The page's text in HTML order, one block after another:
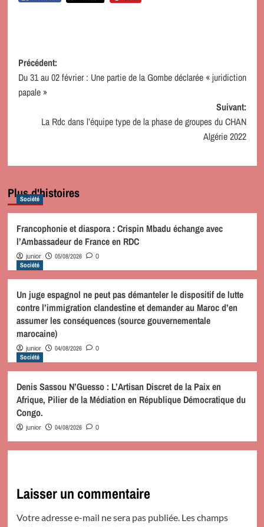
Navigation
d’article
Précédent:
Du 31 au 02 février : Une partie de la Gombe déclarée « juridiction
papale »
Suivant:
La Rdc dans l’équipe type de la phase de groupes du CHAN
Algérie 2022
Plus d'histoires
Société
Francophonie et diaspora : Crispin Mbadu échange avec
l’Ambassadeur de France en RDC
junior 05/08/2026 0
Société
Un juge espagnol ne peut pas démanteler le dispositif de lutte
contre l’immigration clandestine et demander au Maroc d’en
assumer les conséquences (source gouvernementale
marocaine)
junior 04/08/2026 0
Société
Denis Sassou N’Guesso : L’Artisan Discret de la Paix en
Afrique, Pilier de la Médiation en République Démocratique du
Congo.
junior 04/08/2026 0
Laisser un commentaire
Votre adresse e-mail ne sera pas publiée. Les champs